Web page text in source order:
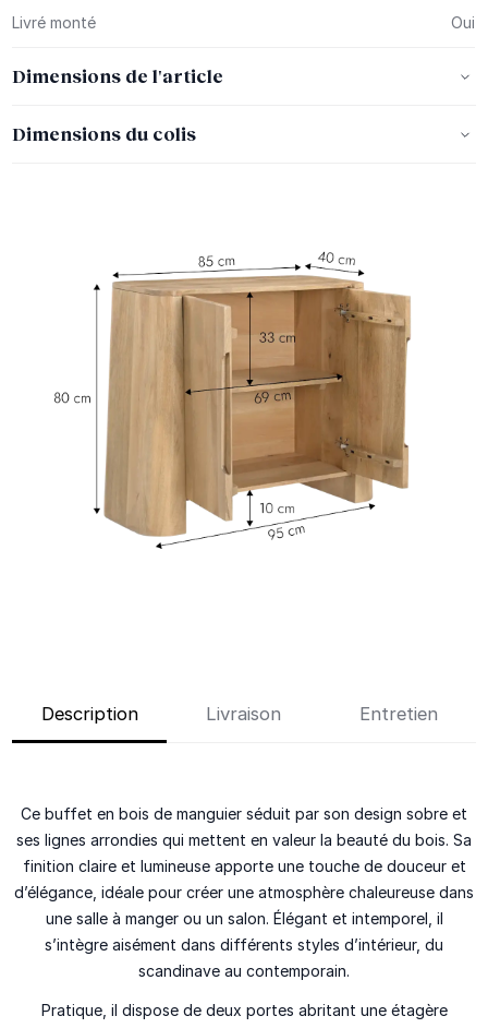
Livré monté Oui
Dimensions de l'article
Dimensions du colis
Description Livraison Entretien
Ce buffet en bois de manguier séduit par son design sobre et
ses lignes arrondies qui mettent en valeur la beauté du bois. Sa
finition claire et lumineuse apporte une touche de douceur et
d’élégance, idéale pour créer une atmosphère chaleureuse dans
une salle à manger ou un salon. Élégant et intemporel, il
s’intègre aisément dans différents styles d’intérieur, du
scandinave au contemporain.
Pratique, il dispose de deux portes abritant une étagère